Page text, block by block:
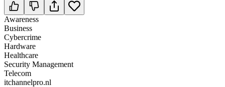
Awareness
Business
Cybercrime
Hardware
Healthcare
Security Management
Telecom
itchannelpro.nl